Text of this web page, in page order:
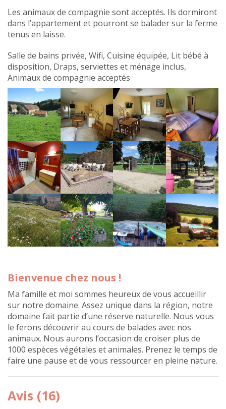
Les animaux de compagnie sont acceptés. Ils dormiront
dans l’appartement et pourront se balader sur la ferme
tenus en laisse.
Salle de bains privée, Wifi, Cuisine équipée, Lit bébé à
disposition, Draps, serviettes et ménage inclus,
Animaux de compagnie acceptés
Bienvenue chez nous !
Ma famille et moi sommes heureux de vous accueillir
sur notre domaine. Assez unique dans la région, notre
domaine fait partie d’une réserve naturelle. Nous vous
le ferons découvrir au cours de balades avec nos
animaux. Nous aurons l’occasion de croiser plus de
1000 espèces végétales et animales. Prenez le temps de
faire une pause et de vous ressourcer en pleine nature.
Avis (16)